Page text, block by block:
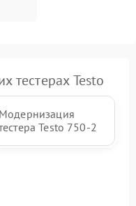
тестерах Testo
Модернизация
Testo 750-2